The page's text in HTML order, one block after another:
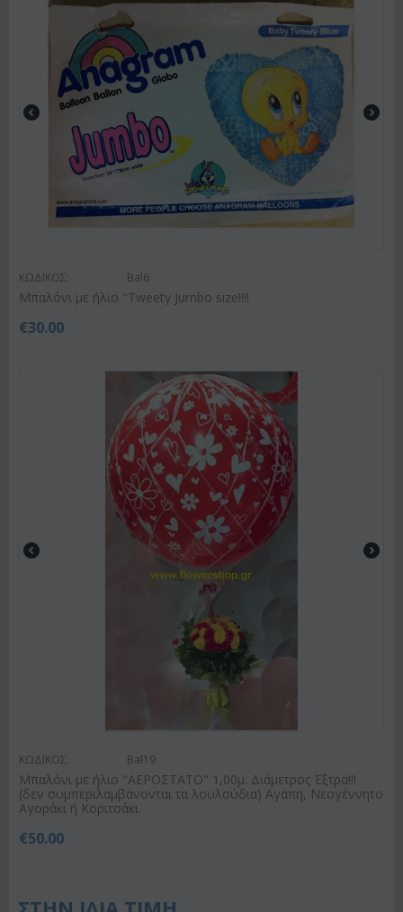
ΚΩΔΙΚΟΣ: Bal6
Μπαλόνι με ήλιο "Tweety Jumbo size!!!!
€30.00
ΚΩΔΙΚΟΣ: Bal19
Μπαλόνι με ήλιο "ΑΕΡΟΣΤΑΤΟ" 1,00μ. Διάμετρος Έξτρα!!!
(δεν συμπεριλαμβάνονται τα λουλούδια) Αγάπη, Νεογέννητο
Αγοράκι ή Κοριτσάκι.
€50.00